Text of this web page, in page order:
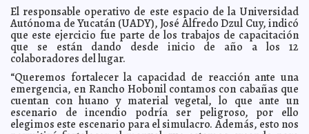
próxima temporada invernal Kamila López
2024-08-29 14:04:10 Aprueban la creación de la Maestría en Ciberseguridad
Laura Aldama
2024-08-26 14:34:24 CIR-UADY realiza la miniferia “Semillero de
Entomólogos” Claudia Sofía Gómez Infante
2024-08-26 14:01:10 Yucatán avanza firme en la creación de un Sistema
Estatal de Cuidados Laura Aldama
2024-08-24 18:46:33 La ciudadanía reconoce los buenos resultados del
Ayuntamiento de Mérida Jorge Armando León Borges
El responsable operativo de este espacio de la Universidad
Autónoma de Yucatán (UADY), José Alfredo Dzul Cuy, indicó
que este ejercicio fue parte de los trabajos de capacitación
que se están dando desde inicio de año a los 12
colaboradores del lugar.
“Queremos fortalecer la capacidad de reacción ante una
emergencia, en Rancho Hobonil contamos con cabañas que
cuentan con huano y material vegetal, lo que ante un
escenario de incendio podría ser peligroso, por ello
elegimos este escenario para el simulacro. Además, esto nos